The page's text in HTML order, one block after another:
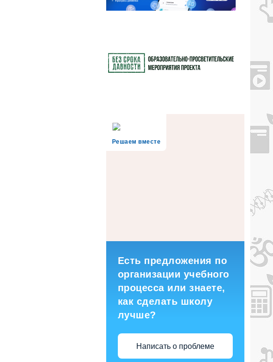
Решаем вместе
Есть предложения по
организации учебного
процесса или знаете,
как сделать школу
лучше?
Написать о проблеме